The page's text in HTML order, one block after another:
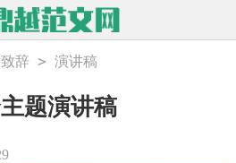
辞 > 演讲稿
题演讲稿